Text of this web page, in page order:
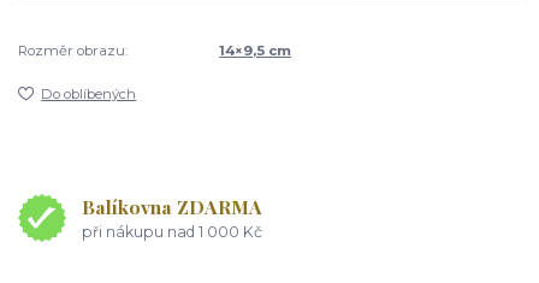
Rozměr obrazu: 14×9,5 cm
Do oblíbených
Balíkovna ZDARMA
při nákupu nad 1 000 Kč